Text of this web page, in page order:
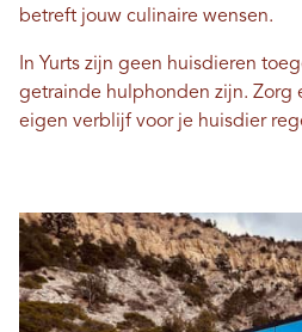
betreft jouw culinaire wensen.
In Yurts zijn geen huisdieren
getrainde hulphonden zijn. Zorg
eigen verblijf voor je huisdier